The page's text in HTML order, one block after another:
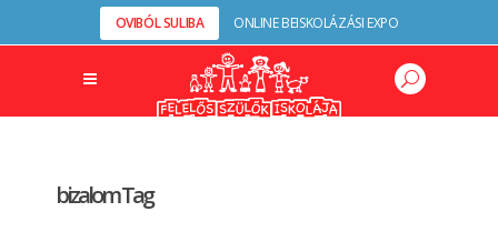
OVIBÓL SULIBA ONLINE BEISKOLÁZÁSI EXPO
bizalom Tag